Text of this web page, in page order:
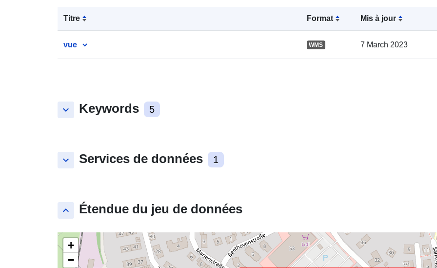
Titre Format Mis à jour
vue WMS 7 March 2023
keyboard_arrow_down Keywords 5
keyboard_arrow_down Services de données 1
keyboard_arrow_up Étendue du jeu de données
+
−
spatial: